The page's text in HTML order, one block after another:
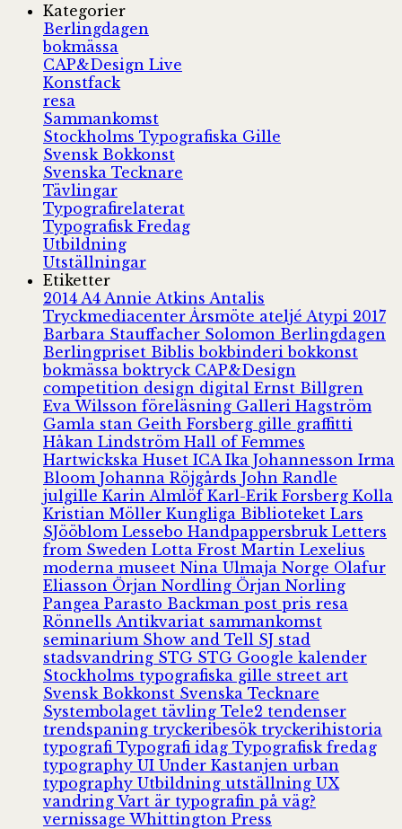
Kategorier
Berlingdagen
bokmässa
CAP&Design Live
Konstfack
resa
Sammankomst
Stockholms Typografiska Gille
Svensk Bokkonst
Svenska Tecknare
Tävlingar
Typografirelaterat
Typografisk Fredag
Utbildning
Utställningar
Etiketter
2014 A4 Annie Atkins Antalis
Tryckmediacenter Årsmöte ateljé Atypi 2017
Barbara Stauffacher Solomon Berlingdagen
Berlingpriset Biblisbokbinderibokkonst
bokmässaboktryck CAP&Design
competition design digital Ernst Billgren
Eva Wilsson föreläsning Galleri Hagström
Gamla stan Geith Forsberg gille graffitti
Håkan Lindström Hall of Femmes
Hartwickska Huset ICA Ika Johannesson Irma
Bloom Johanna Röjgårds John Randle
julgille Karin Almlöf Karl-Erik Forsberg Kolla
Kristian Möller Kungliga Biblioteket Lars
SJööblom Lessebo Handpappersbruk Letters
from Sweden Lotta Frost Martin Lexelius
moderna museet Nina Ulmaja Norge Olafur
Eliasson Örjan Nordling Örjan Norling
Pangea Parasto Backman post pris resa
Rönnells Antikvariat sammankomst
seminarium Show and Tell SJ stad
stadsvandring STG STG Google kalender
Stockholms typografiska gille street art
Svensk Bokkonst Svenska Tecknare
Systembolaget tävling Tele2 tendenser
trendspaning tryckeribesök tryckerihistoria
typografi Typografi idag Typografisk fredag
typography UI Under Kastanjen urban
typography Utbildning utställning UX
vandring Vart är typografin på väg?
vernissage Whittington Press